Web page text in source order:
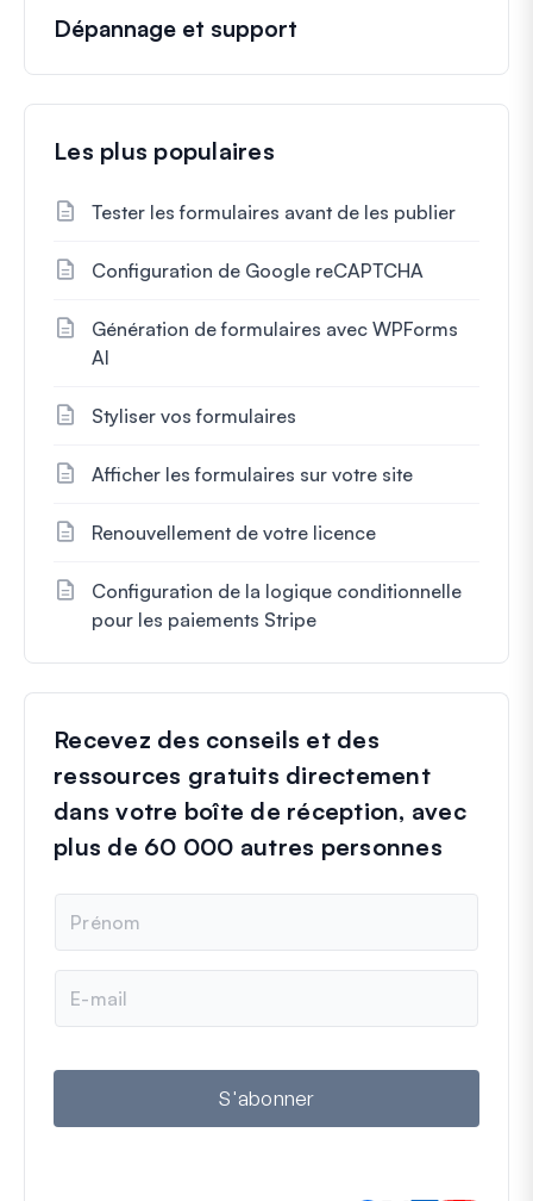
Dépannage et support
Les plus populaires
Tester les formulaires avant de les publier
Configuration de Google reCAPTCHA
Génération de formulaires avec WPForms
AI
Styliser vos formulaires
Afficher les formulaires sur votre site
Renouvellement de votre licence
Configuration de la logique conditionnelle
pour les paiements Stripe
Recevez des conseils et des
ressources gratuits directement
dans votre boîte de réception, avec
plus de 60 000 autres personnes
m
m
i
S'abonner